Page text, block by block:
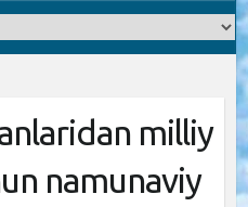
milliy
namunaviy